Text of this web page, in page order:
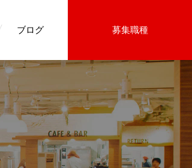
ブログ 募集職種